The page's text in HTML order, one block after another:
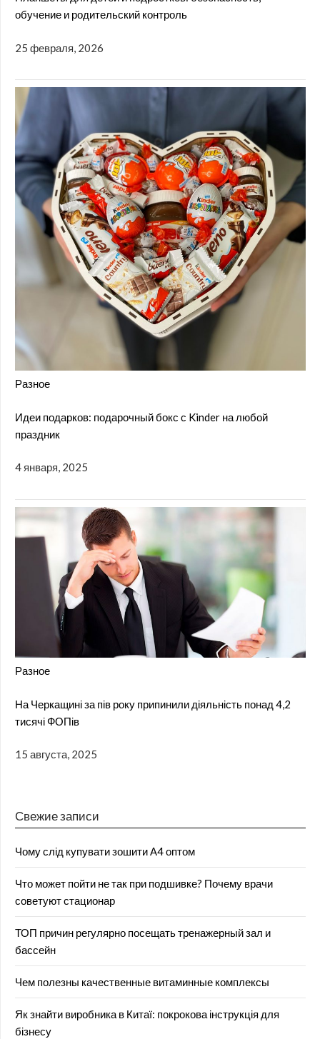
обучение и родительский контроль
25 февраля, 2026
Разное
Идеи подарков: подарочный бокс с Kinder на любой
праздник
4 января, 2025
Разное
На Черкащині за пів року припинили діяльність понад 4,2
тисячі ФОПів
15 августа, 2025
Свежие записи
Чому слід купувати зошити А4 оптом
Что может пойти не так при подшивке? Почему врачи
советуют стационар
ТОП причин регулярно посещать тренажерный зал и
бассейн
Чем полезны качественные витаминные комплексы
Як знайти виробника в Китаї: покрокова інструкція для
бізнесу